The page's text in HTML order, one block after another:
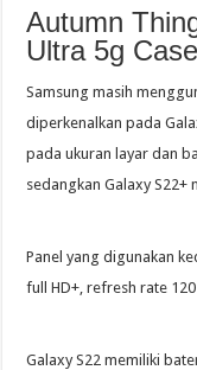
Autumn
Ultra 5g Case
Samsung masih
diperkenalkan pada
pada ukuran layar dan
sedangkan Galaxy S22+
Panel yang digunakan
full HD+, refresh rate
Galaxy S22 memiliki